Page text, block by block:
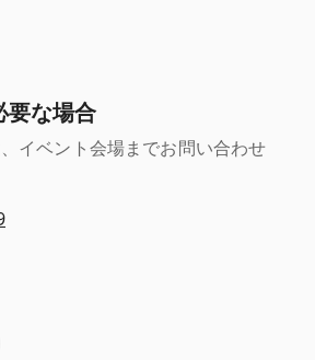
要な場合
イベント会場までお問い合わせ